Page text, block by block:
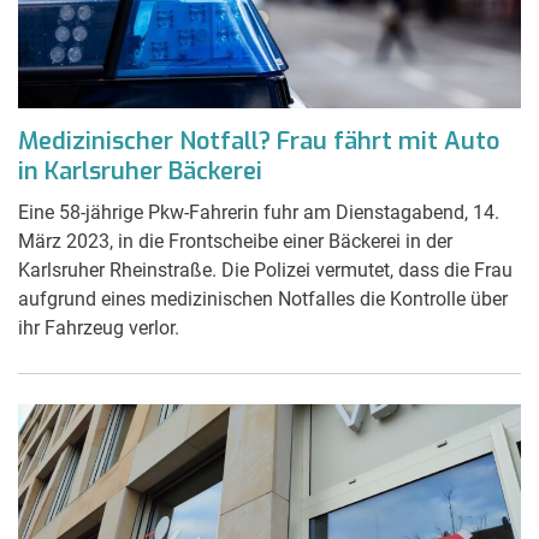
Medizinischer Notfall? Frau fährt mit Auto
in Karlsruher Bäckerei
Eine 58-jährige Pkw-Fahrerin fuhr am Dienstagabend, 14.
März 2023, in die Frontscheibe einer Bäckerei in der
Karlsruher Rheinstraße. Die Polizei vermutet, dass die Frau
aufgrund eines medizinischen Notfalles die Kontrolle über
ihr Fahrzeug verlor.